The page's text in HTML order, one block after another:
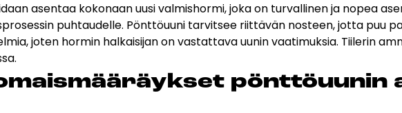
asentaa kokonaan uusivalmishormi, joka on turvallinen ja nopea
puhtaudelle. Pönttöuuni tarvitsee riittävän nosteen, jotta puu
joten hormin halkaisijan on vastattava uunin vaatimuksia. Tiilerin
pönt­töuu­nin